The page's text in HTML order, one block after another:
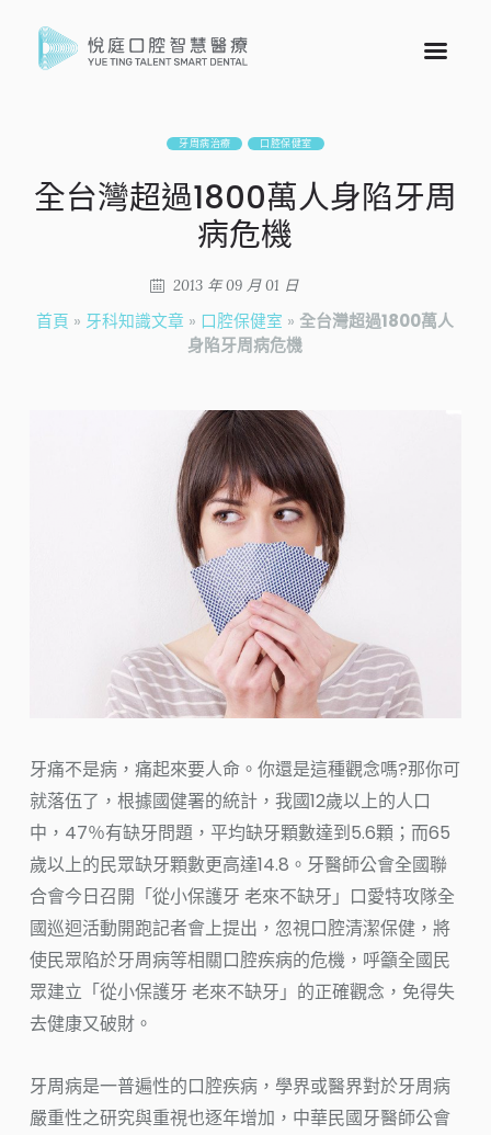
牙周病治療 口腔保健室
全台灣超過1800萬人身陷牙周
病危機
2013 年 09 月 01 日
首頁 » 牙科知識文章 » 口腔保健室 » 全台灣超過1800萬人
身陷牙周病危機
牙痛不是病，痛起來要人命。你還是這種觀念嗎?那你可
就落伍了，根據國健署的統計，我國12歲以上的人口
中，47％有缺牙問題，平均缺牙顆數達到5.6顆；而65
歲以上的民眾缺牙顆數更高達14.8。牙醫師公會全國聯
合會今日召開「從小保護牙 老來不缺牙」口愛特攻隊全
國巡迴活動開跑記者會上提出，忽視口腔清潔保健，將
使民眾陷於牙周病等相關口腔疾病的危機，呼籲全國民
眾建立「從小保護牙 老來不缺牙」的正確觀念，免得失
去健康又破財。
牙周病是一普遍性的口腔疾病，學界或醫界對於牙周病
嚴重性之研究與重視也逐年增加，中華民國牙醫師公會